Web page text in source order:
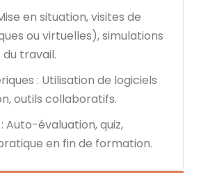
en situation, visites de
ou virtuelles), simulations
du travail.
: Utilisation de logiciels
outils collaboratifs.
Auto-évaluation, quiz,
en fin de formation.